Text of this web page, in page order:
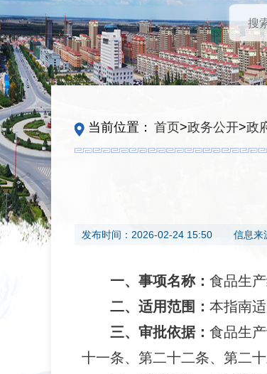
当前位置： 首页>政务公开>政
发布时间： 2026-02-24 15:50 信息来
一、事项名称： 食品生
二、 适用范围 ： 本指南
三、 审批依据： 食品生
十一条、第二十二条、第二